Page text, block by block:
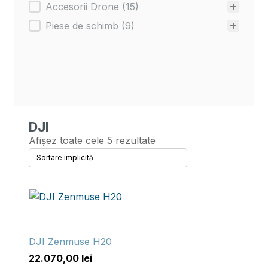
Accesorii Drone (15)
Piese de schimb (9)
DJI
Afișez toate cele 5 rezultate
DJI Zenmuse H20
22.070,00 lei